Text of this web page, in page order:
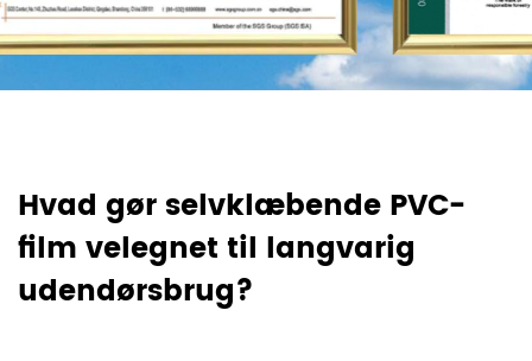
Hvad gør selvklæbende PVC-
film velegnet til langvarig
udendørsbrug?